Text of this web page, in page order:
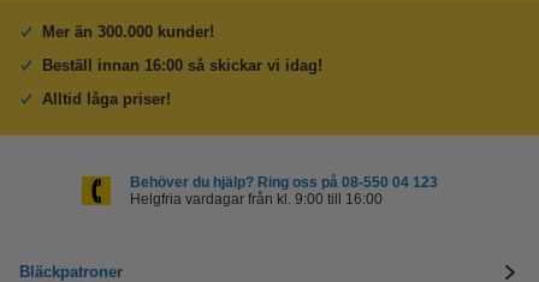
Mer än 300.000 kunder!
Beställ innan 16:00 så skickar vi idag!
Alltid låga priser!
Behöver du hjälp? Ring oss på 08-550 04 123
Helgfria vardagar från kl. 9:00 till 16:00
Bläckpatroner